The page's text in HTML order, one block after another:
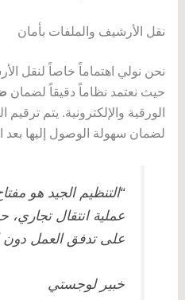
نقل الأرشيف والملفات بأمان
نحن نولي اهتماماً خاصاً لنقل
حيث نعتمد نظاماً دقيقاً لضمان
الورقية والإلكترونية. يتم ترقيم
لضمان سهولة الوصول إليها بعد
“التنظيم الجيد هو
عملية انتقال
على تدفق العمل دون
خبير لوجستي